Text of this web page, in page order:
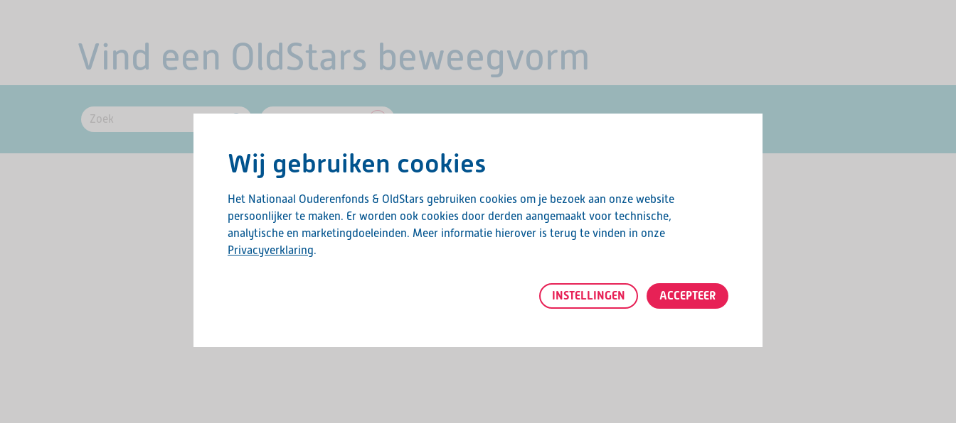
Vind een OldStars beweegvorm
Wij gebruiken cookies
Het Nationaal Ouderenfonds & OldStars gebruiken cookies om je bezoek aan onze website
persoonlijker te maken. Er worden ook cookies door derden aangemaakt voor technische,
analytische en marketingdoeleinden. Meer informatie hierover is terug te vinden in onze
Privacyverklaring.
INSTELLINGEN ACCEPTEER